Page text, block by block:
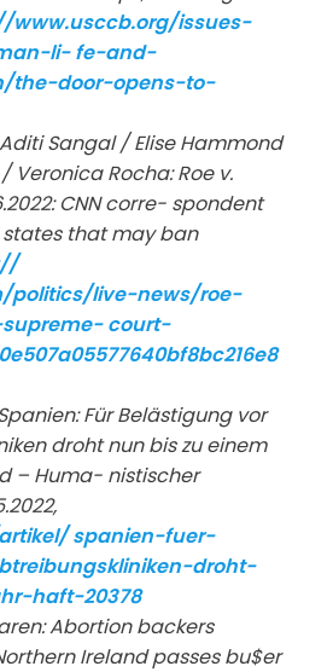
www.usccb.org/issues-
li- fe-and-
the-door-opens-to-
Sangal / Elise Hammond
Rocha: Roe v.
CNN corre- spondent
that may ban
politics/live-news/roe-
court-
Für Belästigung vor
droht nun bis zu einem
– Huma- nistischer
spanien-fuer-
droht-
haft-20378
Abortion backers
Ireland passes bu$er